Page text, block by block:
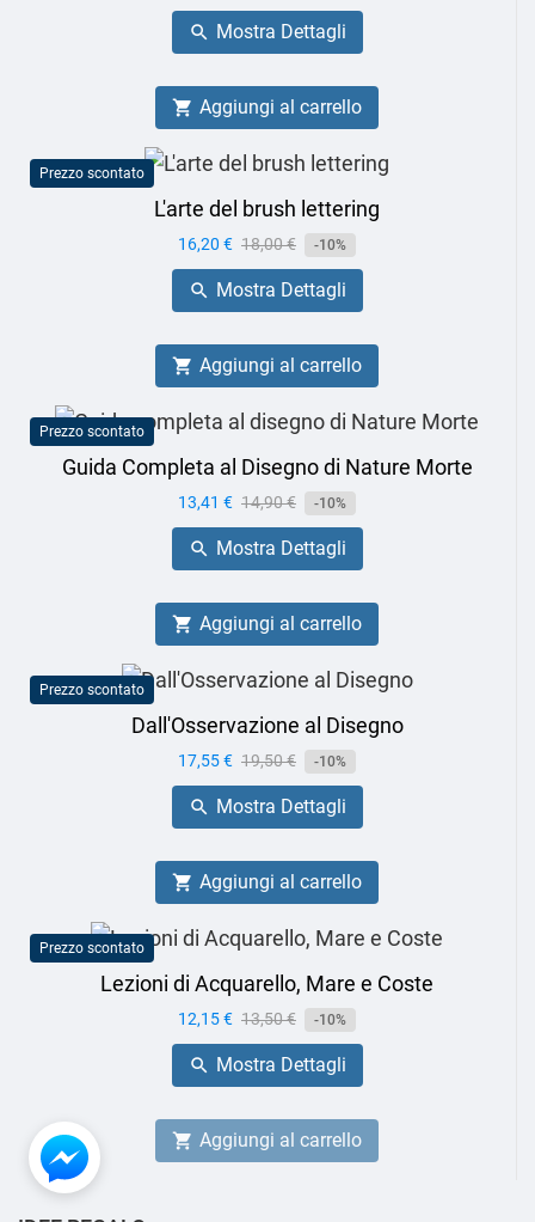
base
 Mostra Dettagli
 Aggiungi al carrello
Prezzo scontato
L'arte del brush lettering
Prezzo
16,20 € Prezzo
base
18,00 € -10%
 Mostra Dettagli
 Aggiungi al carrello
Prezzo scontato
Guida Completa al Disegno di Nature Morte
Prezzo
13,41 € Prezzo
base
14,90 € -10%
 Mostra Dettagli
 Aggiungi al carrello
Prezzo scontato
Dall'Osservazione al Disegno
Prezzo
17,55 € Prezzo
base
19,50 € -10%
 Mostra Dettagli
 Aggiungi al carrello
Prezzo scontato
Lezioni di Acquarello, Mare e Coste
Prezzo
12,15 € Prezzo
base
13,50 € -10%
 Mostra Dettagli
 Aggiungi al carrello